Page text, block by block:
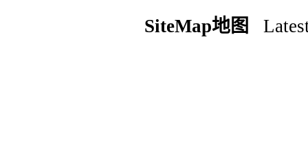
SiteMap地图